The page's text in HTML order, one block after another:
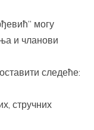
могу
и чланови
следеће:
стручних